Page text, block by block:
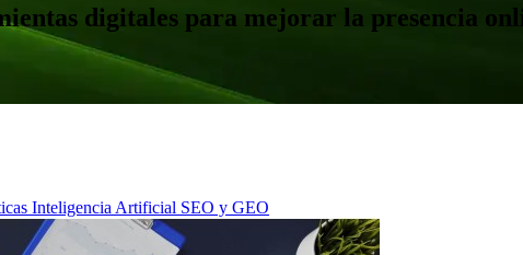
digitales para mejorar la presencia
Inteligencia Artificial SEO y GEO